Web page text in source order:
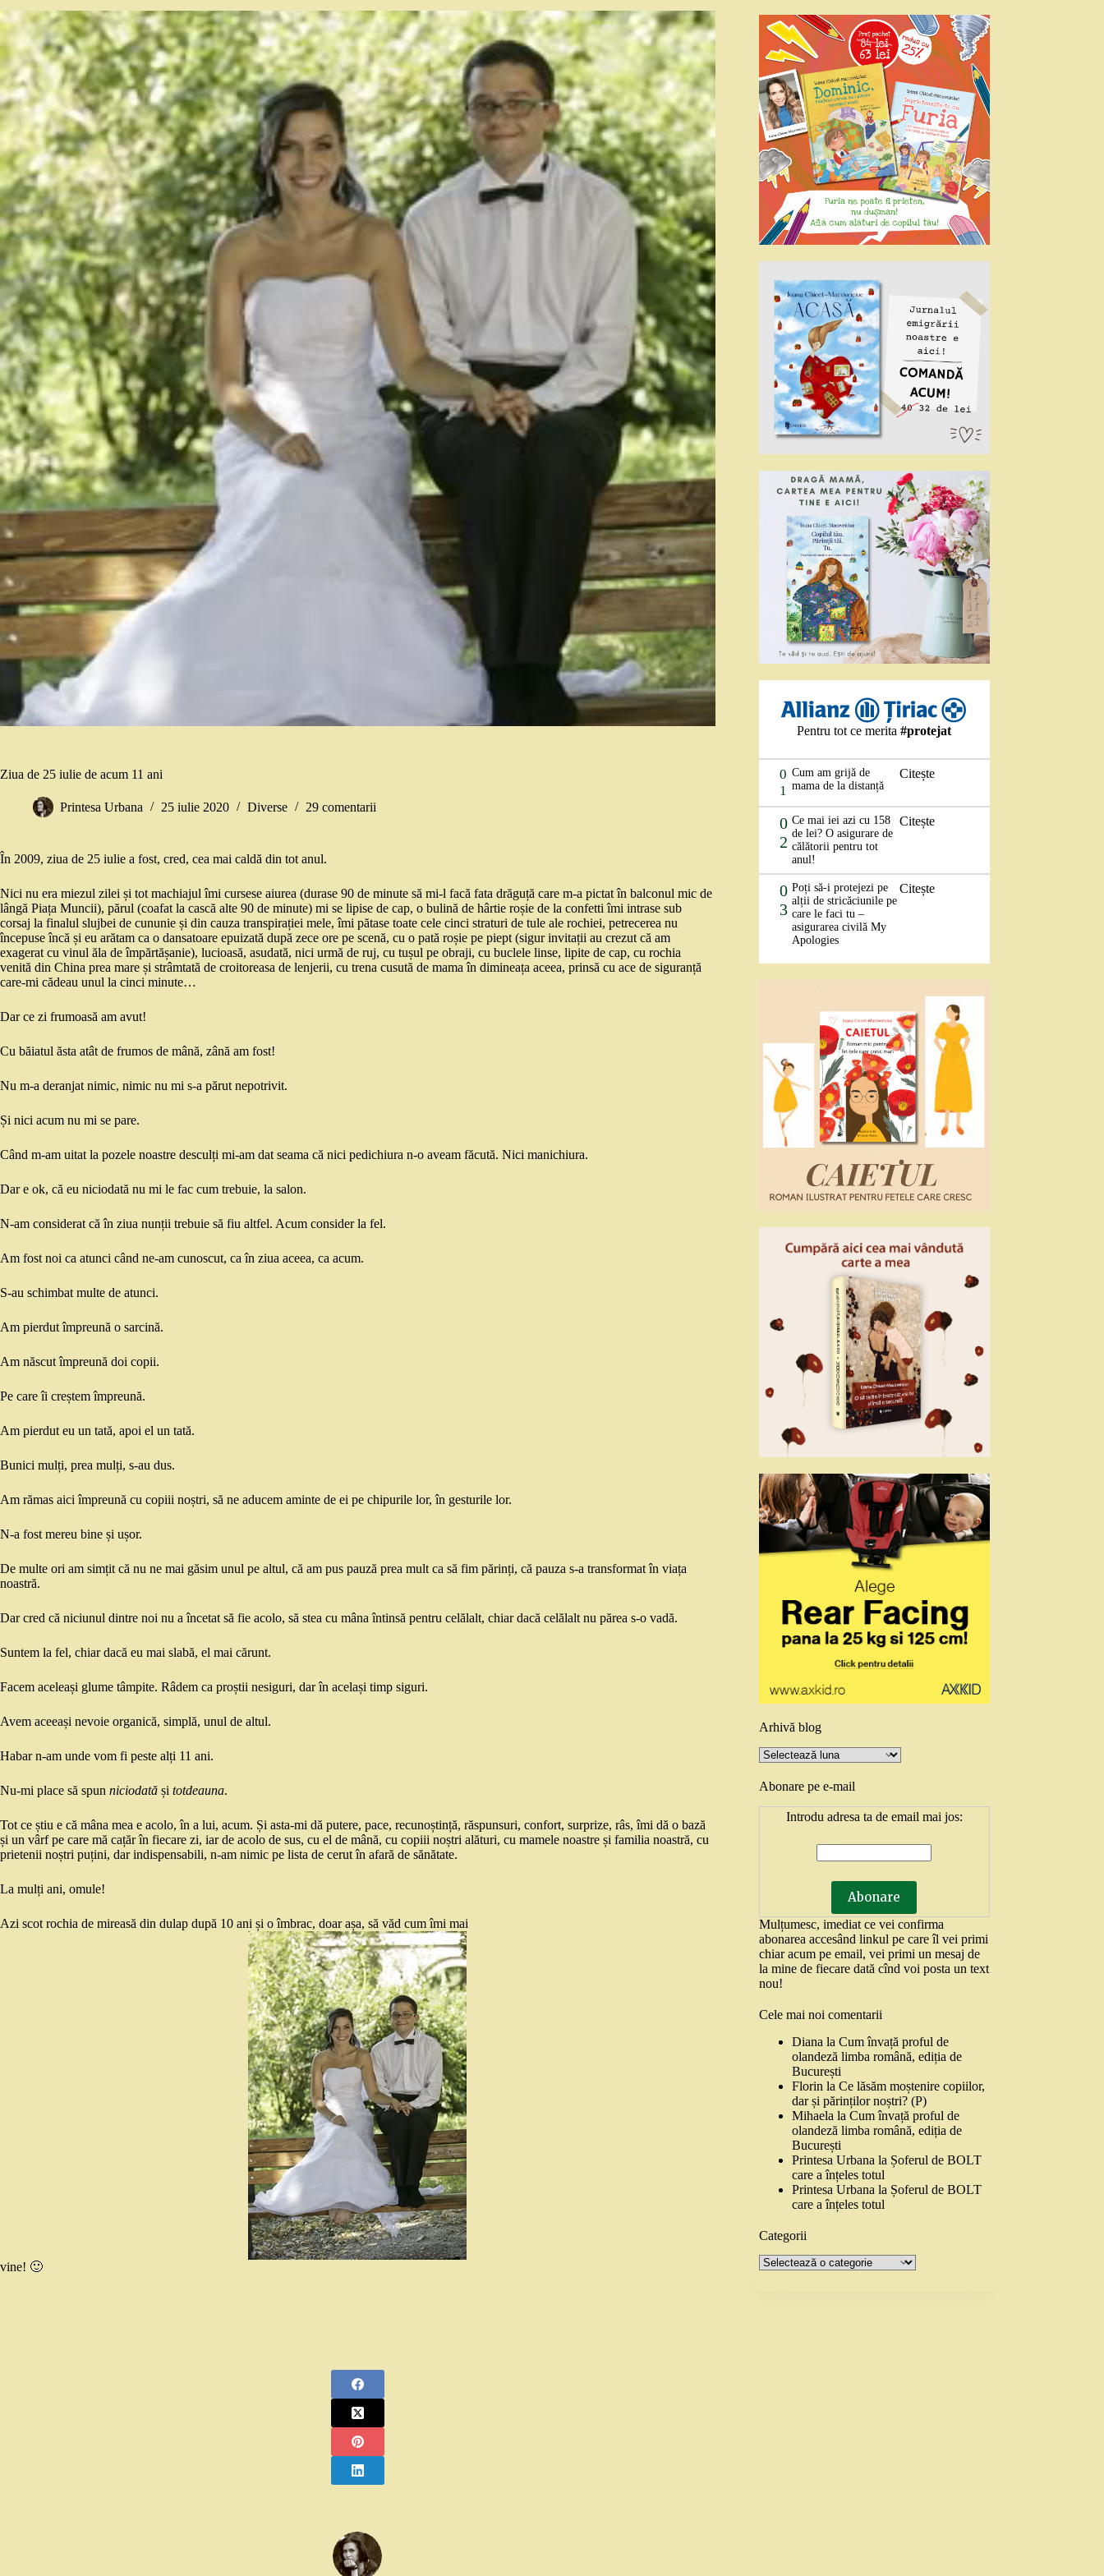
Ziua de 25 iulie de acum 11 ani
Printesa Urbana 25 iulie 2020 Diverse 29 comentarii
În 2009, ziua de 25 iulie a fost, cred, cea mai caldă din tot anul.
Nici nu era miezul zilei și tot machiajul îmi cursese aiurea (durase 90 de minute să mi-l facă fata drăguță care m-a pictat în balconul mic de
lângă Piața Muncii), părul (coafat la cască alte 90 de minute) mi se lipise de cap, o bulină de hârtie roșie de la confetti îmi intrase sub
corsaj la finalul slujbei de cununie și din cauza transpirației mele, îmi pătase toate cele cinci straturi de tule ale rochiei, petrecerea nu
începuse încă și eu arătam ca o dansatoare epuizată după zece ore pe scenă, cu o pată roșie pe piept (sigur invitații au crezut că am
exagerat cu vinul ăla de împărtășanie), lucioasă, asudată, nici urmă de ruj, cu tușul pe obraji, cu buclele linse, lipite de cap, cu rochia
venită din China prea mare și strâmtată de croitoreasa de lenjerii, cu trena cusută de mama în dimineața aceea, prinsă cu ace de siguranță
care-mi cădeau unul la cinci minute…
Dar ce zi frumoasă am avut!
Cu băiatul ăsta atât de frumos de mână, zână am fost!
Nu m-a deranjat nimic, nimic nu mi s-a părut nepotrivit.
Și nici acum nu mi se pare.
Când m-am uitat la pozele noastre desculți mi-am dat seama că nici pedichiura n-o aveam făcută. Nici manichiura.
Dar e ok, că eu niciodată nu mi le fac cum trebuie, la salon.
N-am considerat că în ziua nunții trebuie să fiu altfel. Acum consider la fel.
Am fost noi ca atunci când ne-am cunoscut, ca în ziua aceea, ca acum.
S-au schimbat multe de atunci.
Am pierdut împreună o sarcină.
Am născut împreună doi copii.
Pe care îi creștem împreună.
Am pierdut eu un tată, apoi el un tată.
Bunici mulți, prea mulți, s-au dus.
Am rămas aici împreună cu copiii noștri, să ne aducem aminte de ei pe chipurile lor, în gesturile lor.
N-a fost mereu bine și ușor.
De multe ori am simțit că nu ne mai găsim unul pe altul, că am pus pauză prea mult ca să fim părinți, că pauza s-a transformat în viața
noastră.
Dar cred că niciunul dintre noi nu a încetat să fie acolo, să stea cu mâna întinsă pentru celălalt, chiar dacă celălalt nu părea s-o vadă.
Suntem la fel, chiar dacă eu mai slabă, el mai cărunt.
Facem aceleași glume tâmpite. Râdem ca proștii nesiguri, dar în același timp siguri.
Avem aceeași nevoie organică, simplă, unul de altul.
Habar n-am unde vom fi peste alți 11 ani.
Nu-mi place să spun niciodată și totdeauna.
Tot ce știu e că mâna mea e acolo, în a lui, acum. Și asta-mi dă putere, pace, recunoștință, răspunsuri, confort, surprize, râs, îmi dă o bază
și un vârf pe care mă cațăr în fiecare zi, iar de acolo de sus, cu el de mână, cu copiii noștri alături, cu mamele noastre și familia noastră, cu
prietenii noștri puțini, dar indispensabili, n-am nimic pe lista de cerut în afară de sănătate.
La mulți ani, omule!
Azi scot rochia de mireasă din dulap după 10 ani și o îmbrac, doar așa, să văd cum îmi mai
vine! 🙂
Pentru tot ce merita#protejat
0
1
Cum am grijă de
mama de la distanță
Citește
0
2
Ce mai iei azi cu 158
de lei? O asigurare de
călătorii pentru tot
anul!
Citește
0
3
Poți să-i protejezi pe
alții de stricăciunile pe
care le faci tu –
asigurarea civilă My
Apologies
Citește
Arhivă blog
Arhivă
blog
Abonare pe e-mail
Introdu adresa ta de email mai jos:
Mulțumesc, imediat ce vei confirma
abonarea accesând linkul pe care îl vei primi
chiar acum pe email, vei primi un mesaj de
la mine de fiecare dată cînd voi posta un text
nou!
Cele mai noi comentarii
Diana laCum învață proful de
olandeză limba română, ediția de
București
Florin laCe lăsăm moștenire copiilor,
dar și părinților noștri? (P)
Mihaela laCum învață proful de
olandeză limba română, ediția de
București
Printesa Urbana la Șoferul de BOLT
care a înțeles totul
Printesa Urbana la Șoferul de BOLT
care a înțeles totul
Categorii
Categorii